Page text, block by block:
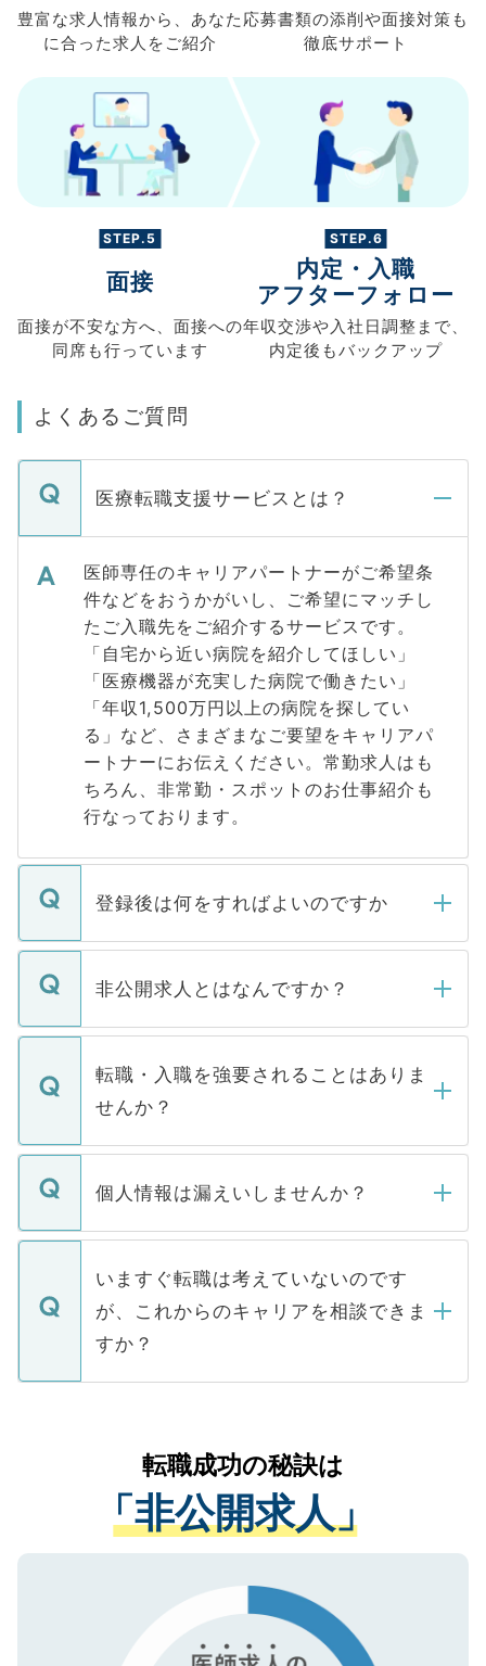
豊富な求人情報から、 あなた
に合った求人を ご紹介
応募書類の添削や面接対策も
徹底サポート
STEP.5
面接
面接が不安な方へ、 面接への
同席も行っています
STEP.6
内定・入職
アフターフォロー
年収交渉や 入社日調整まで、
内定後もバックアップ
よくあるご質問
医療転職支援サービスとは？
医師専任のキャリアパートナーがご希望条
件などをおうかがいし、ご希望にマッチし
たご入職先をご紹介するサービスです。
「自宅から近い病院を紹介してほしい」
「医療機器が充実した病院で働きたい」
「年収1,500万円以上の病院を探してい
る」など、さまざまなご要望をキャリアパ
ートナーにお伝えください。常勤求人はも
ちろん、非常勤・スポットのお仕事紹介も
行なっております。
登録後は何をすればよいのですか
ご登録いただきましたら、弊社担当者がご
登録内容を確認し、その後メールもしくは
ます。通常、5営業日以内にはご連絡をせて
いただきますので、しばらくお待ちくださ
い。
非公開求人とはなんですか？
マイナビDOCTORで取り扱っている求人の
うち約3割は、Webサイトからご覧いただ
けない「非公開求人」です。非公開求人は
下記の理由によって、一般には公開してい
ません。
■応募殺到を避けるため 人気のある医療機
関を公にしてしまうと、応募が殺到する場
に、医療機関が求める条件に合った人材の
みを人材紹介会社に依頼するケースが増え
ています。
転職・入職を強要されることはありま
せんか？
転職・入職を強要することは一切ありませ
ん。また、仮に応募先から内定をいただい
定を承諾する必要はありません。内定先へ
の辞退の連絡はキャリアパートナーが行い
ますので、ご安心ください。
個人情報は漏えいしませんか？
個人情報が漏えいすることはありませんの
で、ご安心ください。当サイトからの登録
などで収集したご登録者様の個人情報は、
ご本人のキャリアアップおよび転職活動の
支援を目的に使用いたします。お預かりし
ているすべての個人データはご本人の許可
は、個人情報の取り扱いについての厳密な
管理基準を満たした事業者のみに付与され
る、プライバシーマークを取得済みです。
ご登録いただいた個人情報は、SSL（デー
で、機密保持に関してもご安心ください。
いますぐ転職は考えていないのです
が、これからのキャリアを相談できま
すか？
かがいして、現在の医療機関の状況や紹介
経験をまじえながら、適切なアドバイスを
させていただきます。すぐにご転職をされ
ない方には、長期的なサポートが可能です
ので、まずはご登録ください。
転職成功の秘訣は
「非公開求人」